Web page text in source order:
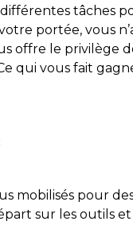
tâches
portée, vous
offre le privilège
qui vous fait
mobilisés pour
sur les outils